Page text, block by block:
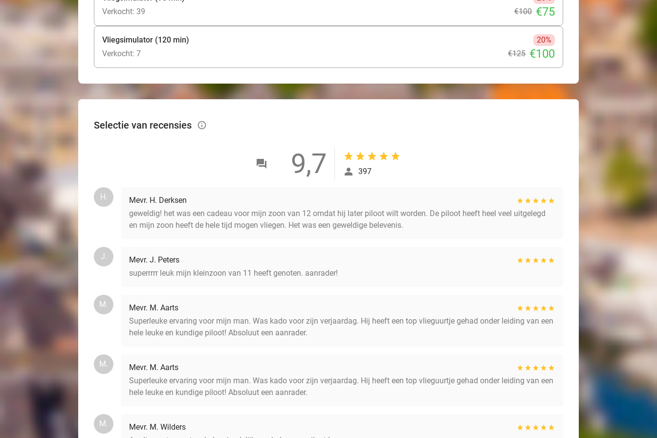
Verkocht: 39
€100 €75
Vliegsimulator (120 min)
20%
Verkocht: 7
€125 €100
Selectie van recensies info_outlined
9,7 397
H.
Mevr. H. Derksen
geweldig! het was een cadeau voor mijn zoon van 12 omdat hij later piloot wilt worden. De piloot heeft heel veel uitgelegd
en mijn zoon heeft de hele tijd mogen vliegen. Het was een geweldige belevenis.
J.
Mevr. J. Peters
superrrrr leuk mijn kleinzoon van 11 heeft genoten. aanrader!
M.
Mevr. M. Aarts
Superleuke ervaring voor mijn man. Was kado voor zijn verjaardag. Hij heeft een top vlieguurtje gehad onder leiding van een
hele leuke en kundige piloot! Absoluut een aanrader.
M.
Mevr. M. Aarts
Superleuke ervaring voor mijn man. Was kado voor zijn verjaardag. Hij heeft een top vlieguurtje gehad onder leiding van een
hele leuke en kundige piloot! Absoluut een aanrader.
M.
Mevr. M. Wilders